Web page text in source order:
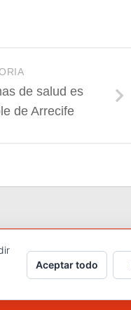
de salud es
de Arrecife
Aceptar todo